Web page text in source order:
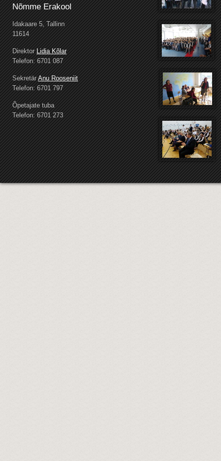
Nõmme Erakool
Idakaare 5, Tallinn
11614
DirektorLidia Kõlar
Telefon: 6701 087
SekretärAnu Rooseniit
Telefon: 6701 797
Õpetajate tuba
Telefon: 6701 273